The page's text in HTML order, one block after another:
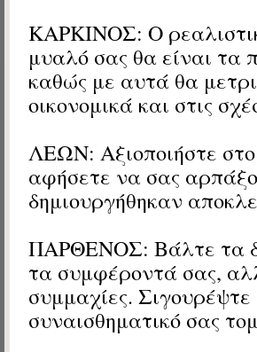
ΚΑΡΚΙΝΟΣ: Ο
μυαλό σας θα είναι τα
καθώς με αυτά θα
οικονομικά και στις
ΛΕΩΝ: Αξιοποιήστε
αφήσετε να σας
δημιουργήθηκαν
ΠΑΡΘΕΝΟΣ: Βάλτε τα
τα συμφέροντά σας,
συμμαχίες.
συναισθηματικό σας